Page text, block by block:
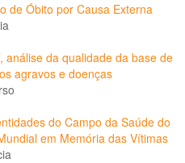
de Óbito por Causa Externa
análise da qualidade da base de
agravos e doenças
do Campo da Saúde do
em Memória das Vítimas